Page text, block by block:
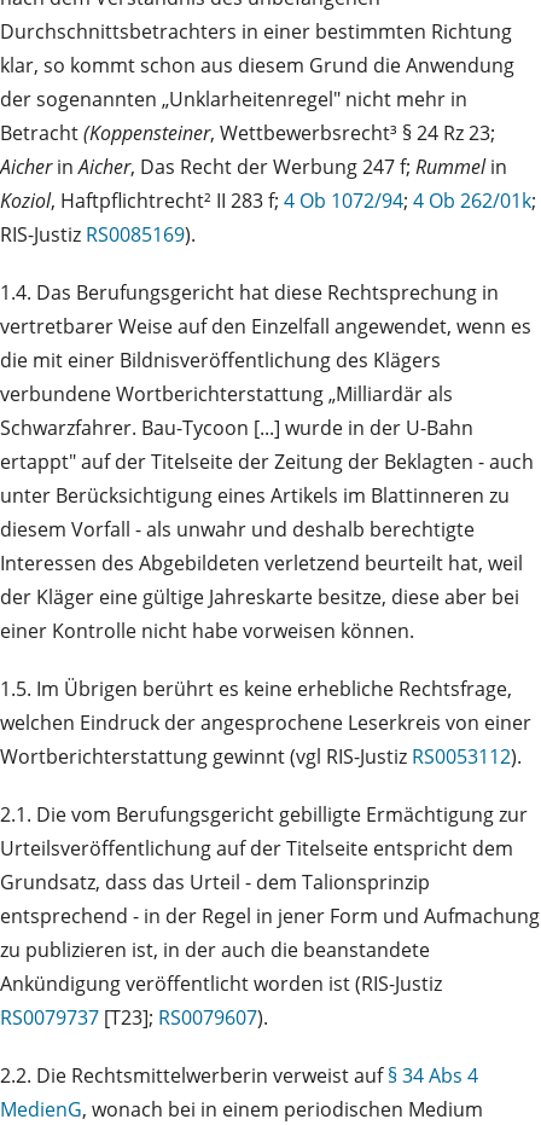
Durchschnittsbetrachters in einer bestimmten Richtung
klar, so kommt schon aus diesem Grund die Anwendung
der sogenannten „Unklarheitenregel" nicht mehr in
Betracht(Koppensteiner, Wettbewerbsrecht³ § 24 Rz 23;
AicherinAicher, Das Recht der Werbung 247 f; Rummelin
Koziol, Haftpflichtrecht² II 283 f; 4 Ob 1072/94; 4 Ob 262/01k;
RIS-Justiz RS0085169).
1.4. Das Berufungsgericht hat diese Rechtsprechung in
vertretbarer Weise auf den Einzelfall angewendet, wenn es
die mit einer Bildnisveröffentlichung des Klägers
verbundene Wortberichterstattung „Milliardär als
Schwarzfahrer. Bau-Tycoon [...] wurde in der U-Bahn
ertappt" auf der Titelseite der Zeitung der Beklagten - auch
unter Berücksichtigung eines Artikels im Blattinneren zu
diesem Vorfall - als unwahr und deshalb berechtigte
Interessen des Abgebildeten verletzend beurteilt hat, weil
der Kläger eine gültige Jahreskarte besitze, diese aber bei
einer Kontrolle nicht habe vorweisen können.
1.5. Im Übrigen berührt es keine erhebliche Rechtsfrage,
welchen Eindruck der angesprochene Leserkreis von einer
Wortberichterstattung gewinnt (vgl RIS-Justiz RS0053112).
2.1. Die vom Berufungsgericht gebilligte Ermächtigung zur
Urteilsveröffentlichung auf der Titelseite entspricht dem
Grundsatz, dass das Urteil - dem Talionsprinzip
entsprechend - in der Regel in jener Form und Aufmachung
zu publizieren ist, in der auch die beanstandete
Ankündigung veröffentlicht worden ist (RIS-Justiz
RS0079737 [T23]; RS0079607).
2.2. Die Rechtsmittelwerberin verweist auf§ 34 Abs 4
MedienG, wonach bei in einem periodischen Medium